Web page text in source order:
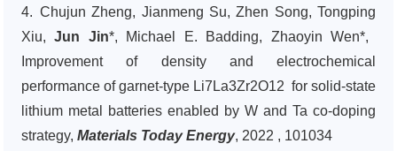
4. Chujun Zheng, Jianmeng Su, Zhen Song, Tongping
Xiu,Jun Jin*, Michael E. Badding, Zhaoyin Wen*,
Improvement of density and electrochemical
performance of garnet-type Li7La3Zr2O12 for solid-state
lithium metal batteries enabled by W and Ta co-doping
strategy, Materials Today Energy, 2022 , 101034